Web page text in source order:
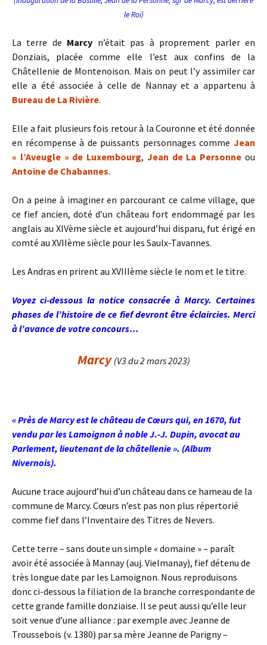
le Roi)
La terre de Marcy n’était pas à proprement parler en
Donziais, placée comme elle l’est aux confins de la
Châtellenie de Montenoison. Mais on peut l’y assimiler car
elle a été associée à celle de Nannay et a appartenu à
Bureau de La Rivière.
Elle a fait plusieurs fois retour à la Couronne et été donnée
en récompense à de puissants personnages comme Jean
« l’Aveugle » de Luxembourg, Jean de La Personne ou
Antoine de Chabannes.
On a peine à imaginer en parcourant ce calme village, que
ce fief ancien, doté d’un château fort endommagé par les
anglais au XIVème siècle et aujourd’hui disparu, fut érigé en
comté au XVIIème siècle pour les Saulx-Tavannes.
Les Andras en prirent au XVIIIème siècle le nom et le titre.
Voyez ci-dessous la notice consacrée à Marcy. Certaines
phases de l’histoire de ce fief devront être éclaircies. Merci
à l’avance de votre concours…
Marcy (V3 du 2 mars 2023)
« Près de Marcy est le château de Cœurs qui, en 1670, fut
vendu par les Lamoignon à noble J.-J. Dupin, avocat au
Parlement, lieutenant de la châtellenie ». (Album
Nivernois).
Aucune trace aujourd’hui d’un château dans ce hameau de la
commune de Marcy. Cœurs n’est pas non plus répertorié
comme fief dans l’Inventaire des Titres de Nevers.
Cette terre – sans doute un simple « domaine » – paraît
avoir été associée à Mannay (auj. Vielmanay), fief détenu de
très longue date par les Lamoignon. Nous reproduisons
donc ci-dessous la filiation de la branche correspondante de
cette grande famille donziaise. Il se peut aussi qu’elle leur
soit venue d’une alliance : par exemple avec Jeanne de
Troussebois (v. 1380) par sa mère Jeanne de Parigny –